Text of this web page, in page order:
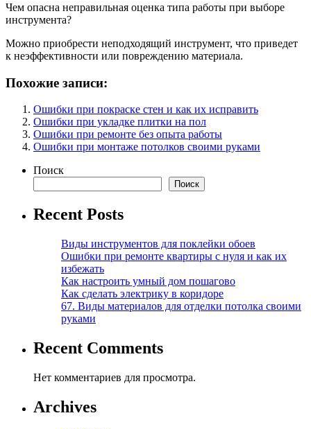
Чем опасна неправильная оценка типа работы при выборе
инструмента?
Можно приобрести неподходящий инструмент, что приведет
к неэффективности или повреждению материала.
Похожие записи:
Ошибки при покраске стен и как их исправить
Ошибки при укладке плитки на пол
Ошибки при ремонте без опыта работы
Ошибки при монтаже потолков своими руками
Поиск
Поиск
Recent Posts
Виды инструментов для поклейки обоев
Ошибки при ремонте квартиры с нуля и как их
избежать
Как настроить умный дом пошагово
Как сделать электрику в коридоре
67. Виды материалов для отделки потолка своими
руками
Recent Comments
Нет комментариев для просмотра.
Archives